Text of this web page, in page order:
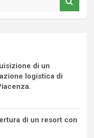
di un
logistica di
di un resort con